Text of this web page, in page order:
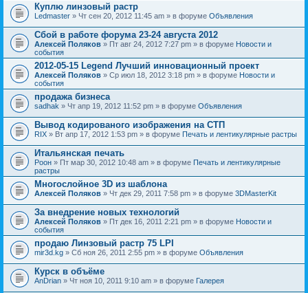
Куплю линзовый растр
Ledmaster » Чт сен 20, 2012 11:45 am » в форуме Объявления
Сбой в работе форума 23-24 августа 2012
Алексей Поляков » Пт авг 24, 2012 7:27 pm » в форуме Новости и
события
2012-05-15 Legend Лучший инновационный проект
Алексей Поляков » Ср июл 18, 2012 3:18 pm » в форуме Новости и
события
продажа бизнеса
sadhak » Чт апр 19, 2012 11:52 pm » в форуме Объявления
Вывод кодированого изображения на СТП
RIX » Вт апр 17, 2012 1:53 pm » в форуме Печать и лентикулярные растры
Итальянская печать
Pоон » Пт мар 30, 2012 10:48 am » в форуме Печать и лентикулярные
растры
Многослойное 3D из шаблона
Алексей Поляков » Чт дек 29, 2011 7:58 pm » в форуме 3DMasterKit
За внедрение новых технологий
Алексей Поляков » Пт дек 16, 2011 2:21 pm » в форуме Новости и
события
продаю Линзовый растр 75 LPI
mir3d.kg » Сб ноя 26, 2011 2:55 pm » в форуме Объявления
Курск в объёме
AnDrian » Чт ноя 10, 2011 9:10 am » в форуме Галерея